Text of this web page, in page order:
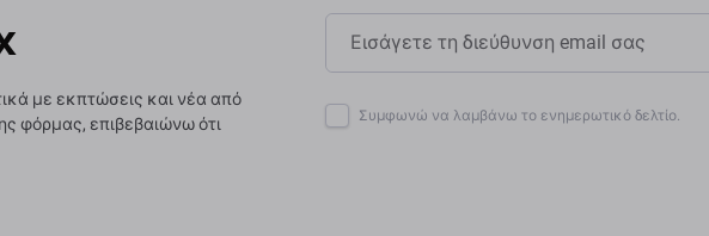
με εκπτώσεις και νέα από
φόρμας, επιβεβαιώνω ότι
Συμφωνώ να λαμβάνω το ενημερωτικό δελτίο.